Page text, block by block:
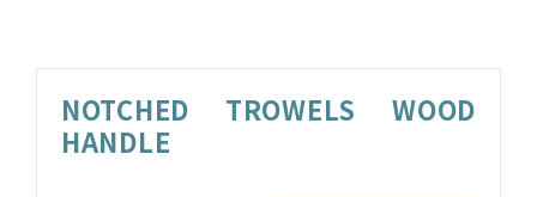
NOTCHED TROWELS WOOD
HANDLE